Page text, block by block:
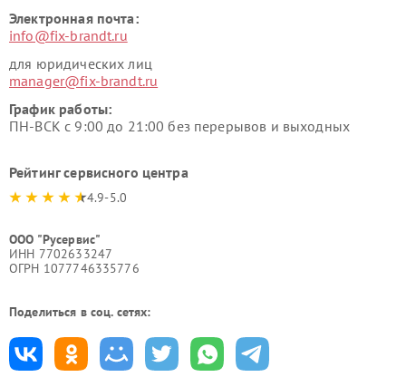
Электронная почта:
info@fix-brandt.ru
для юридических лиц
manager@fix-brandt.ru
График работы:
ПН-ВСК с 9:00 до 21:00 без перерывов и выходных
Рейтинг сервисного центра
4.9-5.0
ООО "Русервис"
ИНН 7702633247
ОГРН 1077746335776
Поделиться в соц. сетях: